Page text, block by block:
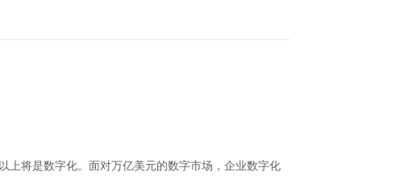
上将是数字化。面对万亿美元的数字市场，企业数字化